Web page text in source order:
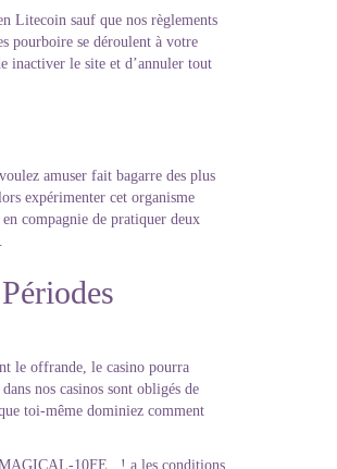
Litecoin sauf que nos règlements
pourboire se déroulent à votre
inactiver le site et d’annuler tout
amuser fait bagarre des plus
expérimenter cet organisme
compagnie de pratiquer deux
le offrande, le casino pourra
nos casinos sont obligés de
toi-même dominiez comment
10FE , ! a les conditions